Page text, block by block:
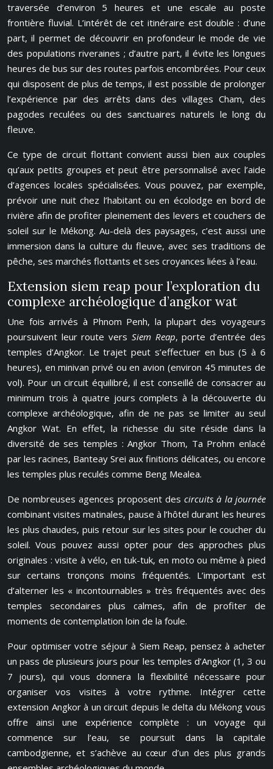
traversée d’environ 5 heures et une escale au poste
frontière fluvial. L’intérêt de cet itinéraire est double : d’une
part, il permet de découvrir en profondeur le mode de vie
des populations riveraines ; d’autre part, il évite les longues
heures de bus sur des routes parfois encombrées. Pour ceux
qui disposent de plus de temps, il est possible de prolonger
l’expérience par des arrêts dans des villages Cham, des
pagodes reculées ou des sanctuaires naturels le long du
fleuve.
Ce type de circuit flottant convient aussi bien aux couples
qu’aux petits groupes et peut être personnalisé avec l’aide
d’agences locales spécialisées. Vous pouvez, par exemple,
prévoir une nuit chez l’habitant ou en écolodge en bord de
rivière afin de profiter pleinement des levers et couchers de
soleil sur le Mékong. Au-delà des paysages, c’est aussi une
immersion dans la culture du fleuve, avec ses traditions de
pêche, ses marchés flottants et ses croyances liées à l’eau.
Extension siem reap pour l’exploration du
complexe archéologique d’angkor wat
Une fois arrivés à Phnom Penh, la plupart des voyageurs
poursuivent leur route vers Siem Reap, porte d’entrée des
temples d’Angkor. Le trajet peut s’effectuer en bus (5 à 6
heures), en minivan privé ou en avion (environ 45 minutes de
vol). Pour un circuit équilibré, il est conseillé de consacrer au
minimum trois à quatre jours complets à la découverte du
complexe archéologique, afin de ne pas se limiter au seul
Angkor Wat. En effet, la richesse du site réside dans la
diversité de ses temples : Angkor Thom, Ta Prohm enlacé
par les racines, Banteay Srei aux finitions délicates, ou encore
les temples plus reculés comme Beng Mealea.
De nombreuses agences proposent descircuits à la journée
combinant visites matinales, pause à l’hôtel durant les heures
les plus chaudes, puis retour sur les sites pour le coucher du
soleil. Vous pouvez aussi opter pour des approches plus
originales : visite à vélo, en tuk-tuk, en moto ou même à pied
sur certains tronçons moins fréquentés. L’important est
d’alterner les « incontournables » très fréquentés avec des
temples secondaires plus calmes, afin de profiter de
moments de contemplation loin de la foule.
Pour optimiser votre séjour à Siem Reap, pensez à acheter
un pass de plusieurs jours pour les temples d’Angkor (1, 3 ou
7 jours), qui vous donnera la flexibilité nécessaire pour
organiser vos visites à votre rythme. Intégrer cette
extension Angkor à un circuit depuis le delta du Mékong vous
offre ainsi une expérience complète : un voyage qui
commence sur l’eau, se poursuit dans la capitale
cambodgienne, et s’achève au cœur d’un des plus grands